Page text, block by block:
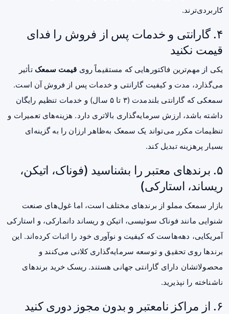
کاربردی‌ترند.
۴. گارانتی و خدمات پس از فروش را فدای
قیمت نکنید
یکی از مهم‌ترین فاکتورهایی که مستقیماً روی قیمت سمعک تأثیر
می‌گذارد، مدت و کیفیت گارانتی و خدمات پس از فروش آن است.
سمعکی که گارانتی بلندمدت (۳ تا ۵ سال) و خدمات تنظیم رایگان
داشته باشد، ارزش سرمایه‌گذاری بالاتری دارد. هزینه‌های تعمیرات و
تنظیمات مکرر می‌تواند یک سمعک به‌ظاهر ارزان را به گزینه‌ای
بسیار پرهزینه تبدیل کند.
۵. برندهای معتبر را بشناسید (فوناک، اتیکن،
ریساند، استارکی)
بازار سمعک مملو از برندهای مختلف است، اما غول‌های صنعت
شنوایی مانند فوناک سوئیسی، اتیکن و ریساند دانمارکی، و استارکی
آمریکایی، دهه‌هاست که کیفیت و نوآوری خود را اثبات کرده‌اند. این
برندها روی تحقیق و توسعه سرمایه‌گذاری کلانی می‌کنند و
محصولاتشان دارای گارانتی جهانی هستند. ریسک خرید برندهای
ناشناخته را نپذیرید.
۶. از مراکز نامعتبر و بدون مجوز دوری کنید